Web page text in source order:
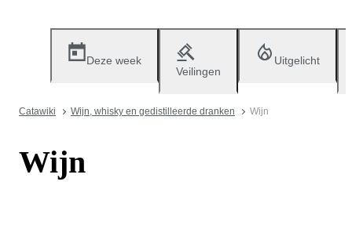
Deze week
Veilingen
Uitgelicht
Catawiki Wijn, whisky en gedistilleerde dranken Wijn
Wijn